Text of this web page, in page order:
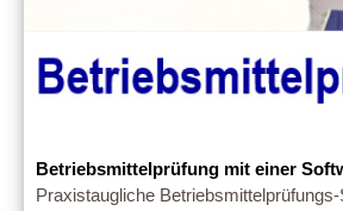
Betriebsmittelprüfung mit einer
Praxistaugliche